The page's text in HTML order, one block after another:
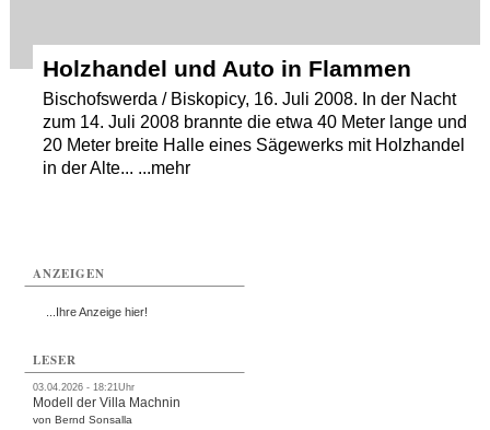
Holzhandel und Auto in Flammen
Bischofswerda / Biskopicy, 16. Juli 2008. In der Nacht
zum 14. Juli 2008 brannte die etwa 40 Meter lange und
20 Meter breite Halle eines Sägewerks mit Holzhandel
in der Alte... ...mehr
ANZEIGEN
...Ihre Anzeige hier!
LESER
03.04.2026 - 18:21Uhr
Modell der Villa Machnin
von Bernd Sonsalla